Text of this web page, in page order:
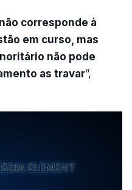
corresponde à
em curso, mas
não pode
as travar”,
ELEMENT